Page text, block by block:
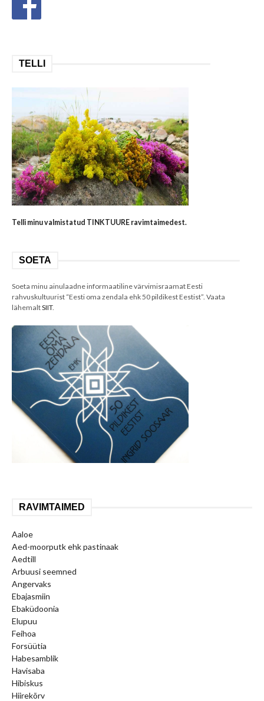
TELLI
Telli minu valmistatud TINKTUURE ravimtaimedest.
SOETA
Soeta minu ainulaadne informaatiline värvimisraamat Eesti
rahvuskultuurist “Eesti oma zendala ehk 50 pildikest Eestist”. Vaata
lähemaltSIIT.
RAVIMTAIMED
Aaloe
Aed-moorputk ehk pastinaak
Aedtill
Arbuusi seemned
Angervaks
Ebajasmiin
Ebaküdoonia
Elupuu
Feihoa
Forsüütia
Habesamblik
Havisaba
Hibiskus
Hiirekõrv